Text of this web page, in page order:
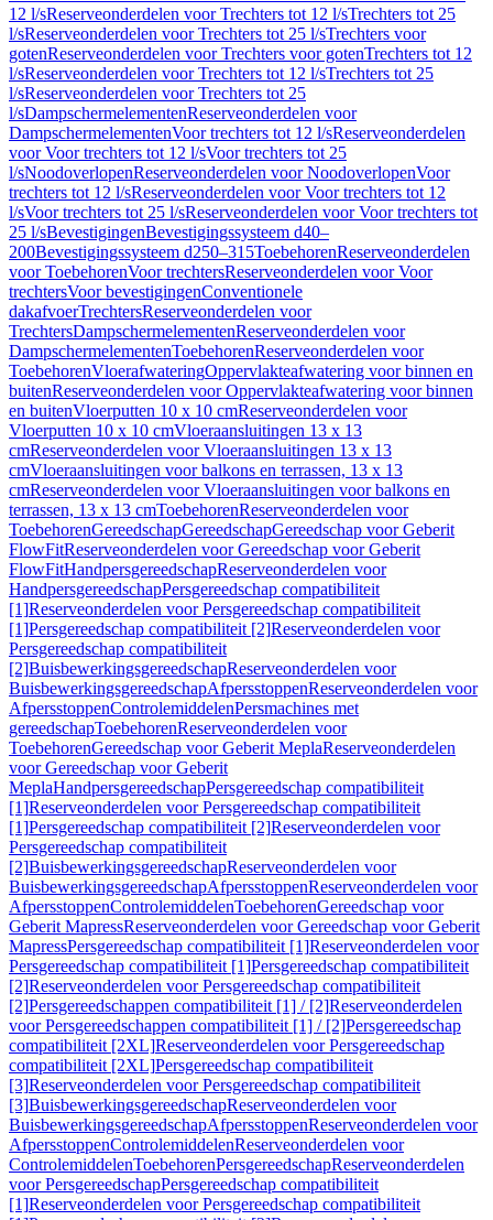
12 l/sReserveonderdelen voor Trechters tot 12 l/sTrechters tot 25
l/sReserveonderdelen voor Trechters tot 25 l/sTrechters voor
gotenReserveonderdelen voor Trechters voor gotenTrechters tot 12
l/sReserveonderdelen voor Trechters tot 12 l/sTrechters tot 25
l/sReserveonderdelen voor Trechters tot 25
l/sDampschermelementenReserveonderdelen voor
DampschermelementenVoor trechters tot 12 l/sReserveonderdelen
voor Voor trechters tot 12 l/sVoor trechters tot 25
l/sNoodoverlopenReserveonderdelen voor NoodoverlopenVoor
trechters tot 12 l/sReserveonderdelen voor Voor trechters tot 12
l/sVoor trechters tot 25 l/sReserveonderdelen voor Voor trechters tot
25 l/sBevestigingenBevestigingssysteem d40–
200Bevestigingssysteem d250–315ToebehorenReserveonderdelen
voor ToebehorenVoor trechtersReserveonderdelen voor Voor
trechtersVoor bevestigingenConventionele
dakafvoerTrechtersReserveonderdelen voor
TrechtersDampschermelementenReserveonderdelen voor
DampschermelementenToebehorenReserveonderdelen voor
ToebehorenVloerafwateringOppervlakteafwatering voor binnen en
buitenReserveonderdelen voor Oppervlakteafwatering voor binnen
en buitenVloerputten 10 x 10 cmReserveonderdelen voor
Vloerputten 10 x 10 cmVloeraansluitingen 13 x 13
cmReserveonderdelen voor Vloeraansluitingen 13 x 13
cmVloeraansluitingen voor balkons en terrassen, 13 x 13
cmReserveonderdelen voor Vloeraansluitingen voor balkons en
terrassen, 13 x 13 cmToebehorenReserveonderdelen voor
ToebehorenGereedschapGereedschapGereedschap voor Geberit
FlowFitReserveonderdelen voor Gereedschap voor Geberit
FlowFitHandpersgereedschapReserveonderdelen voor
HandpersgereedschapPersgereedschap compatibiliteit
[1]Reserveonderdelen voor Persgereedschap compatibiliteit
[1]Persgereedschap compatibiliteit [2]Reserveonderdelen voor
Persgereedschap compatibiliteit
[2]BuisbewerkingsgereedschapReserveonderdelen voor
BuisbewerkingsgereedschapAfpersstoppenReserveonderdelen voor
AfpersstoppenControlemiddelenPersmachines met
gereedschapToebehorenReserveonderdelen voor
ToebehorenGereedschap voor Geberit MeplaReserveonderdelen
voor Gereedschap voor Geberit
MeplaHandpersgereedschapPersgereedschap compatibiliteit
[1]Reserveonderdelen voor Persgereedschap compatibiliteit
[1]Persgereedschap compatibiliteit [2]Reserveonderdelen voor
Persgereedschap compatibiliteit
[2]BuisbewerkingsgereedschapReserveonderdelen voor
BuisbewerkingsgereedschapAfpersstoppenReserveonderdelen voor
AfpersstoppenControlemiddelenToebehorenGereedschap voor
Geberit MapressReserveonderdelen voor Gereedschap voor Geberit
MapressPersgereedschap compatibiliteit [1]Reserveonderdelen voor
Persgereedschap compatibiliteit [1]Persgereedschap compatibiliteit
[2]Reserveonderdelen voor Persgereedschap compatibiliteit
[2]Persgereedschappen compatibiliteit [1] / [2]Reserveonderdelen
voor Persgereedschappen compatibiliteit [1] / [2]Persgereedschap
compatibiliteit [2XL]Reserveonderdelen voor Persgereedschap
compatibiliteit [2XL]Persgereedschap compatibiliteit
[3]Reserveonderdelen voor Persgereedschap compatibiliteit
[3]BuisbewerkingsgereedschapReserveonderdelen voor
BuisbewerkingsgereedschapAfpersstoppenReserveonderdelen voor
AfpersstoppenControlemiddelenReserveonderdelen voor
ControlemiddelenToebehorenPersgereedschapReserveonderdelen
voor PersgereedschapPersgereedschap compatibiliteit
[1]Reserveonderdelen voor Persgereedschap compatibiliteit